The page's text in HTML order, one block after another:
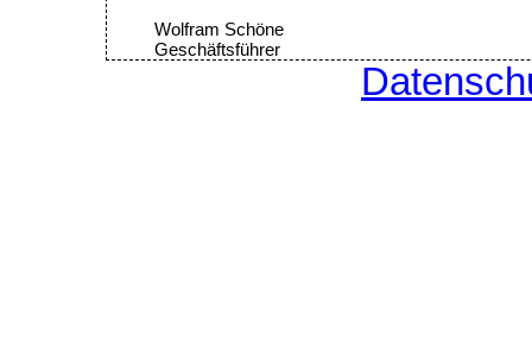
Wolfram Schöne
Geschäftsführer